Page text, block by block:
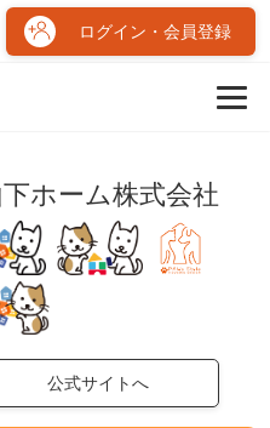
ログイン・会員登録
ホーム株式会社
公式サイトへ